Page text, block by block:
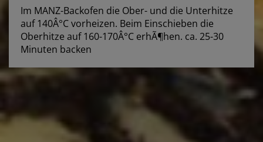
Im MANZ-Backofen die Ober- und die Unterhitze
auf 140Â°C vorheizen. Beim Einschieben die
Oberhitze auf 160-170Â°C erhÃ¶hen. ca. 25-30
Minuten backen